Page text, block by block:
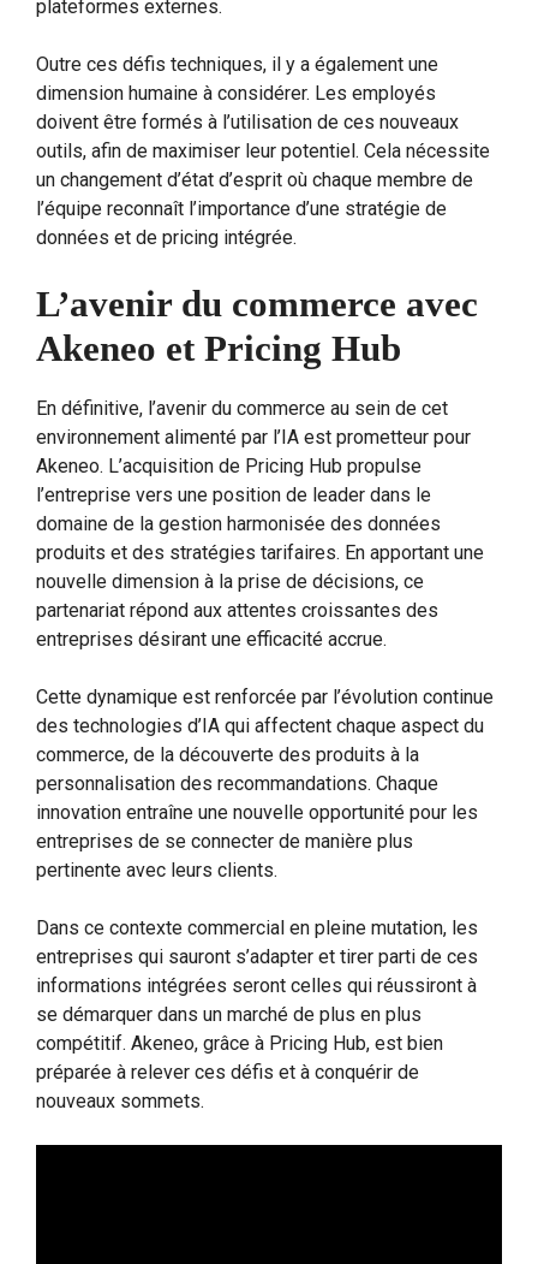
plateformes externes.
Outre ces défis techniques, il y a également une
dimension humaine à considérer. Les employés
doivent être formés à l’utilisation de ces nouveaux
outils, afin de maximiser leur potentiel. Cela nécessite
un changement d’état d’esprit où chaque membre de
l’équipe reconnaît l’importance d’une stratégie de
données et de pricing intégrée.
L’avenir du commerce avec
Akeneo et Pricing Hub
En définitive, l’avenir du commerce au sein de cet
environnement alimenté par l’IA est prometteur pour
Akeneo. L’acquisition de Pricing Hub propulse
l’entreprise vers une position de leader dans le
domaine de la gestion harmonisée des données
produits et des stratégies tarifaires. En apportant une
nouvelle dimension à la prise de décisions, ce
partenariat répond aux attentes croissantes des
entreprises désirant une efficacité accrue.
Cette dynamique est renforcée par l’évolution continue
des technologies d’IA qui affectent chaque aspect du
commerce, de la découverte des produits à la
personnalisation des recommandations. Chaque
innovation entraîne une nouvelle opportunité pour les
entreprises de se connecter de manière plus
pertinente avec leurs clients.
Dans ce contexte commercial en pleine mutation, les
entreprises qui sauront s’adapter et tirer parti de ces
informations intégrées seront celles qui réussiront à
se démarquer dans un marché de plus en plus
compétitif. Akeneo, grâce à Pricing Hub, est bien
préparée à relever ces défis et à conquérir de
nouveaux sommets.